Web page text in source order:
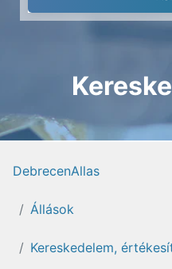
DebrecenAllas
Állások
Kereskedelem,